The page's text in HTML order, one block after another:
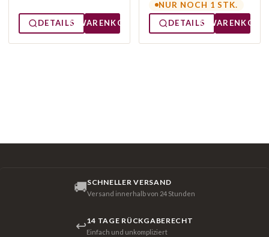
DETAILS WARENKORB
NUR NOCH 1 STK.
DETAILS
WARENKORB
🚚SCHNELLER VERSAND
Versand innerhalb von 24 Stunden
↩14 TAGE RÜCKGABERECHT
Einfach und unkompliziert